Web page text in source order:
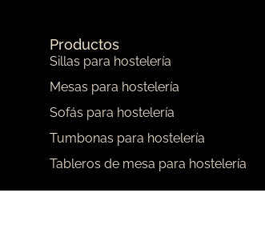
Productos
Sillas para hostelería
Mesas para hostelería
Sofás para hostelería
Tumbonas para hostelería
Tableros de mesa para hostelería